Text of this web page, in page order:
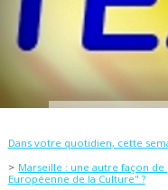
Dans votre quotidien, cette
Marseille : une autre façon
Européenne de la Culture" ?